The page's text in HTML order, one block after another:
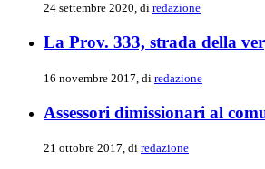
24 settembre 2020, di redazione
La Prov. 333, strada della
16 novembre 2017, di redazione
Assessori dimissionari al
21 ottobre 2017, di redazione